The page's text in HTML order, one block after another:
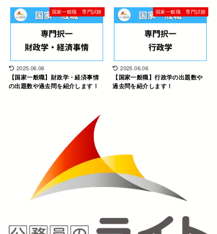
国家一般職 専門試験
2025.06.06
【国家一般職】財政学・経済事情
の出題数や過去問を紹介します！
国家一般職 専門試験
2025.06.06
【国家一般職】行政学の出題数や
過去問を紹介します！